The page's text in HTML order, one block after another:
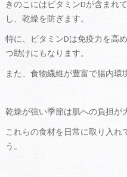
きのこにはビタミンDが含まれ
し、乾燥を防ぎます。
特に、ビタミンDは免疫力を高
つ助けにもなります。
また、食物繊維が豊富で腸内環
乾燥が強い季節は肌への負担が
これらの食材を日常に取り入れ
う。